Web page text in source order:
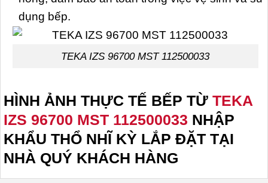
dụng bếp.
TEKA IZS 96700 MST 112500033
HÌNH ẢNH THỰC TẾ BẾP TỪ TEKA
IZS 96700 MST 112500033 NHẬP
KHẨU THỔ NHĨ KỲ LẮP ĐẶT TẠI
NHÀ QUÝ KHÁCH HÀNG